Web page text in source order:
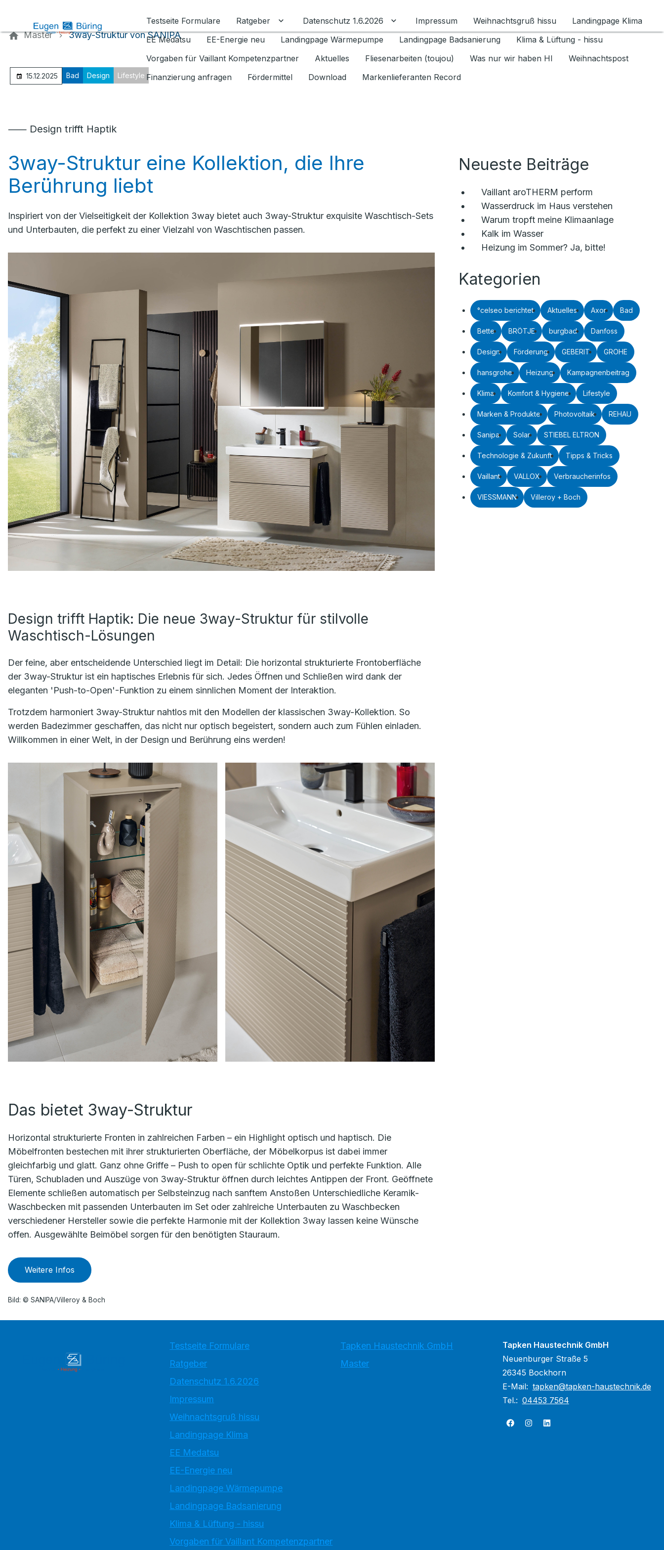
Testseite Formulare
Ratgeber Untermenü für Ratgeber umschalten
Datenschutz 1.6.2026 Untermenü für Datenschutz 1.6.2026 umschalten
Impressum Weihnachtsgruß hissu
Landingpage Klima
EE Medatsu
EE-Energie neu Landingpage Wärmepumpe Landingpage Badsanierung
Klima & Lüftung - hissu
Vorgaben für Vaillant Kompetenzpartner
Aktuelles Fliesenarbeiten (toujou) Was nur wir haben HI
Weihnachtspost
Finanzierung anfragen
Fördermittel Download Markenlieferanten Record
Master 3way-Struktur von SANIPA
15.12.2025 Bad Design Lifestyle
⸺ Design trifft Haptik
3way-Struktur eine Kollektion, die Ihre
Berührung liebt
Inspiriert von der Vielseitigkeit der Kollektion 3way bietet auch 3way-Struktur exquisite Waschtisch-Sets
und Unterbauten, die perfekt zu einer Vielzahl von Waschtischen passen.
Design trifft Haptik: Die neue 3way-Struktur für stilvolle
Waschtisch-Lösungen
Der feine, aber entscheidende Unterschied liegt im Detail: Die horizontal strukturierte Frontoberfläche
der 3way-Struktur ist ein haptisches Erlebnis für sich. Jedes Öffnen und Schließen wird dank der
eleganten 'Push-to-Open'-Funktion zu einem sinnlichen Moment der Interaktion.
Trotzdem harmoniert 3way-Struktur nahtlos mit den Modellen der klassischen 3way-Kollektion. So
werden Badezimmer geschaffen, das nicht nur optisch begeistert, sondern auch zum Fühlen einladen.
Willkommen in einer Welt, in der Design und Berührung eins werden!
Das bietet 3way-Struktur
Horizontal strukturierte Fronten in zahlreichen Farben – ein Highlight optisch und haptisch. Die
Möbelfronten bestechen mit ihrer strukturierten Oberfläche, der Möbelkorpus ist dabei immer
gleichfarbig und glatt. Ganz ohne Griffe – Push to open für schlichte Optik und perfekte Funktion. Alle
Türen, Schubladen und Auszüge von 3way-Struktur öffnen durch leichtes Antippen der Front. Geöffnete
Elemente schließen automatisch per Selbsteinzug nach sanftem Anstoßen Unterschiedliche Keramik-
Waschbecken mit passenden Unterbauten im Set oder zahlreiche Unterbauten zu Waschbecken
verschiedener Hersteller sowie die perfekte Harmonie mit der Kollektion 3way lassen keine Wünsche
offen. Ausgewählte Beimöbel sorgen für den benötigten Stauraum.
Weitere Infos
Bild: © SANIPA/Villeroy & Boch
Neueste Beiträge
Vaillant aroTHERM perform
Wasserdruck im Haus verstehen
Warum tropft meine Klimaanlage
Kalk im Wasser
Heizung im Sommer? Ja, bitte!
Kategorien
°celseo berichtet Aktuelles Axor Bad
Bette BRÖTJE burgbad Danfoss
Design Förderung GEBERIT GROHE
hansgrohe Heizung Kampagnenbeitrag
Klima Komfort & Hygiene Lifestyle
Marken & Produkte Photovoltaik REHAU
Sanipa Solar STIEBEL ELTRON
Technologie & Zukunft Tipps & Tricks
Vaillant VALLOX Verbraucherinfos
VIESSMANN Villeroy + Boch
Testseite Formulare
Ratgeber
Datenschutz 1.6.2026
Impressum
Weihnachtsgruß hissu
Landingpage Klima
EE Medatsu
EE-Energie neu
Landingpage Wärmepumpe
Landingpage Badsanierung
Klima & Lüftung - hissu
Vorgaben für Vaillant Kompetenzpartner
Tapken Haustechnik GmbH
Master
Tapken Haustechnik GmbH
Neuenburger Straße 5
26345 Bockhorn
E-Mail: tapken@tapken-haustechnik.de
Tel.: 04453 7564